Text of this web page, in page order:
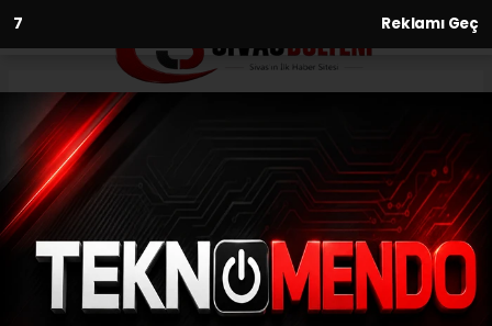
6 Reklamı Geç
Anasayfa Yaşam
Mantar Toplamak İçin Çıktı Ayı
Saldırısına Uğradı
25.05.2026 - 18:04, Güncelleme: 25.05.2026 - 18:05